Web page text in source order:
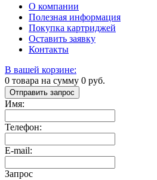
О компании
Полезная информация
Покупка картриджей
Оставить заявку
Контакты
В вашей корзине:
0 товара на сумму 0 руб.
Отправить запрос
Имя:
Телефон:
E-mail:
Запрос